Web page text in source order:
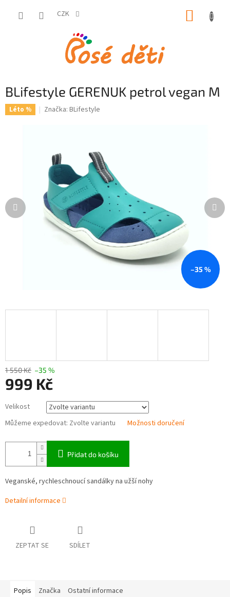
CZK
BLifestyle GERENUK petrol vegan M
Léto % Značka: BLifestyle
–35 %
1 550 Kč –35 %
999 Kč
cena:
Velikost
Můžeme expedovat: Zvolte variantu Možnosti doručení
Přidat do košíku
Veganské, rychleschnoucí sandálky na užší nohy
Detailní informace
ZEPTAT SE SDÍLET
Popis Značka Ostatní informace